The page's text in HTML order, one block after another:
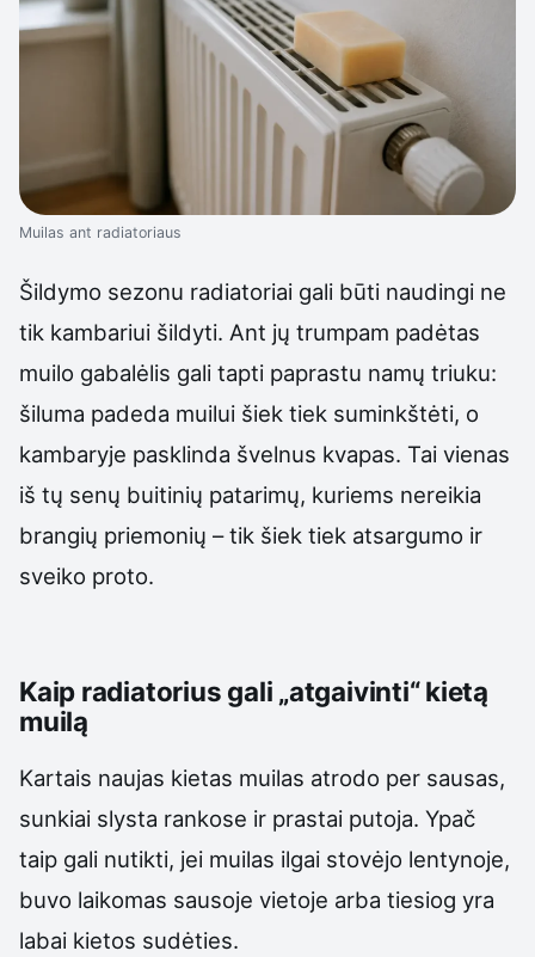
Muilas ant radiatoriaus
Šildymo sezonu radiatoriai gali būti naudingi ne
tik kambariui šildyti. Ant jų trumpam padėtas
muilo gabalėlis gali tapti paprastu namų triuku:
šiluma padeda muilui šiek tiek suminkštėti, o
kambaryje pasklinda švelnus kvapas. Tai vienas
iš tų senų buitinių patarimų, kuriems nereikia
brangių priemonių – tik šiek tiek atsargumo ir
sveiko proto.
Kaip radiatorius gali „atgaivinti“ kietą
muilą
Kartais naujas kietas muilas atrodo per sausas,
sunkiai slysta rankose ir prastai putoja. Ypač
taip gali nutikti, jei muilas ilgai stovėjo lentynoje,
buvo laikomas sausoje vietoje arba tiesiog yra
labai kietos sudėties.